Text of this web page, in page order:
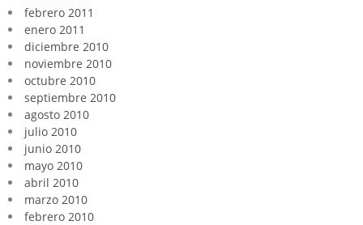
febrero 2011
enero 2011
diciembre 2010
noviembre 2010
octubre 2010
septiembre 2010
agosto 2010
julio 2010
junio 2010
mayo 2010
abril 2010
marzo 2010
febrero 2010